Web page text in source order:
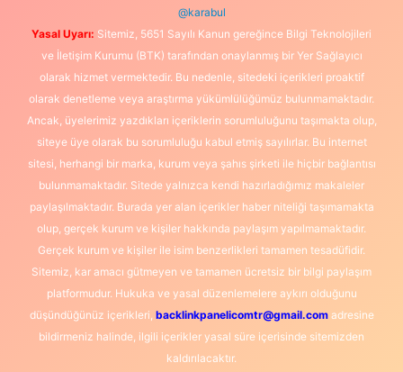
@karabul
Yasal Uyarı: Sitemiz, 5651 Sayılı Kanun gereğince Bilgi Teknolojileri
ve İletişim Kurumu (BTK) tarafından onaylanmış bir Yer Sağlayıcı
olarak hizmet vermektedir. Bu nedenle, sitedeki içerikleri proaktif
olarak denetleme veya araştırma yükümlülüğümüz bulunmamaktadır.
Ancak, üyelerimiz yazdıkları içeriklerin sorumluluğunu taşımakta olup,
siteye üye olarak bu sorumluluğu kabul etmiş sayılırlar. Bu internet
sitesi, herhangi bir marka, kurum veya şahıs şirketi ile hiçbir bağlantısı
bulunmamaktadır. Sitede yalnızca kendi hazırladığımız makaleler
paylaşılmaktadır. Burada yer alan içerikler haber niteliği taşımamakta
olup, gerçek kurum ve kişiler hakkında paylaşım yapılmamaktadır.
Gerçek kurum ve kişiler ile isim benzerlikleri tamamen tesadüfidir.
Sitemiz, kar amacı gütmeyen ve tamamen ücretsiz bir bilgi paylaşım
platformudur. Hukuka ve yasal düzenlemelere aykırı olduğunu
düşündüğünüz içerikleri, backlinkpanelicomtr@gmail.comadresine
bildirmeniz halinde, ilgili içerikler yasal süre içerisinde sitemizden
kaldırılacaktır.